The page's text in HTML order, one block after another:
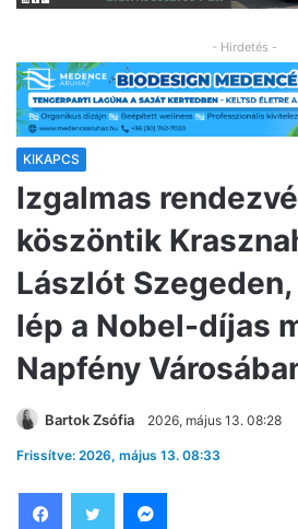
- Hirdetés -
KIKAPCS
Izgalmas
köszöntik
Lászlót
lép a Nobel-díjas
Napfény
Bartok Zsófia 2026, május 13. 08:28
Frissítve: 2026, május 13. 08:33